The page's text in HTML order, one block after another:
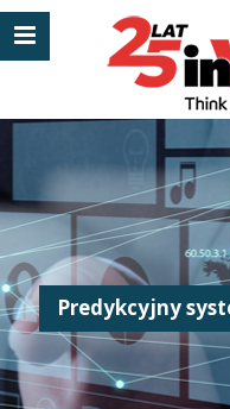
Predykcyjny